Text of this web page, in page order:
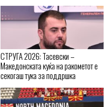
СТРУГА 2026: Тасевски –
Македонската куќа на ракометот е
секогаш тука за поддршка